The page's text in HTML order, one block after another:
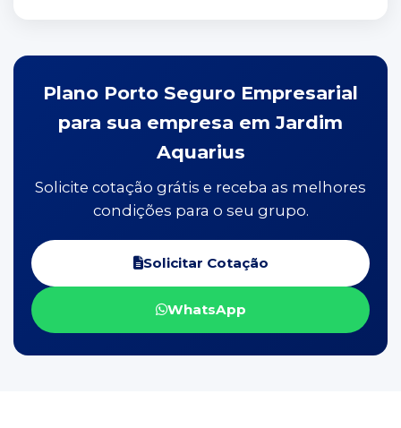
Plano Porto Seguro Empresarial
para sua empresa em Jardim
Aquarius
Solicite cotação grátis e receba as melhores
condições para o seu grupo.
Solicitar Cotação
WhatsApp